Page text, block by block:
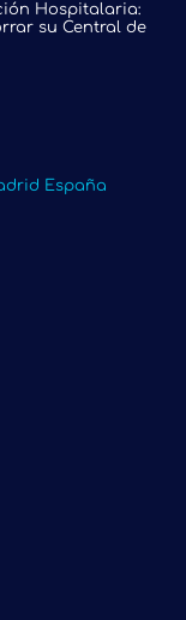
Hospitalaria:
su Central de
España